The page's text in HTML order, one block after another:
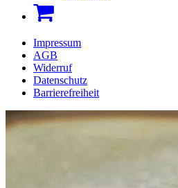
Impressum
AGB
Widerruf
Datenschutz
Barrierefreiheit